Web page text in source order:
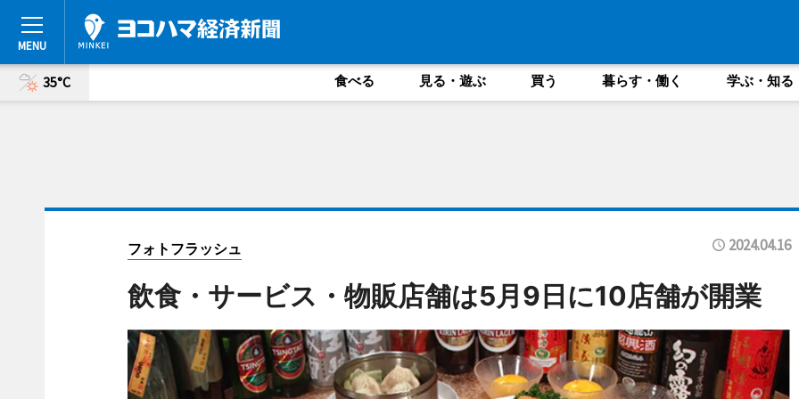
35°C 食べる 見る・遊ぶ 買う 暮らす・働く 学ぶ・知る
フォトフラッシュ 2024.04.16
飲食・サービス・物販店舗は5月9日に10店舗が開業